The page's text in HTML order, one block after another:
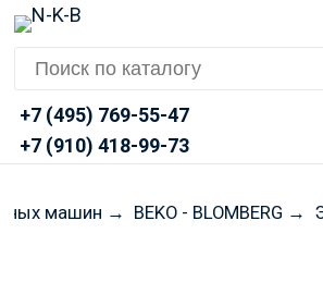
+7 (495) 769-55-47
+7 (910) 418-99-73
машин → BEKO - BLOMBERG →